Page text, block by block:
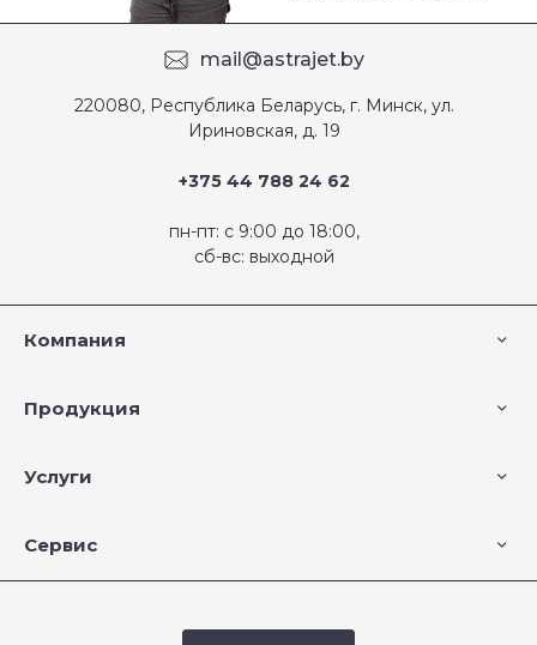
mail@astrajet.by
220080, Республика Беларусь, г. Минск, ул.
Ириновская, д. 19
+375 44 788 24 62
пн-пт: с 9:00 до 18:00,
сб-вс: выходной
Компания
Продукция
Услуги
Сервис